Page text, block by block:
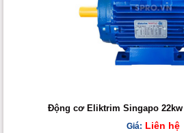
Động cơ Eliktrim Singapo 22kw
Giá: Liên hệ